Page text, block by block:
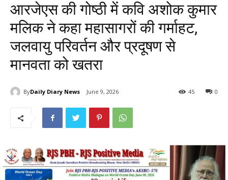
आरजेएस की गोष्ठी में कवि अशोक कुमार
मलिक ने कहा महासागरों की गर्माहट,
जलवायु परिवर्तन और प्रदूषण से
मानवता को खतरा
ByDaily Diary News June 9, 2026 0
45